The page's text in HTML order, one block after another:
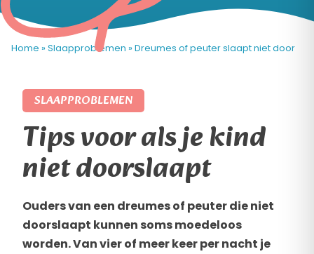
Home » Slaapproblemen » Dreumes of peuter slaapt niet door
SLAAPPROBLEMEN
Tips voor als je kind
niet doorslaapt
Ouders van een dreumes of peuter die niet
doorslaapt kunnen soms moedeloos
worden. Van vier of meer keer per nacht je